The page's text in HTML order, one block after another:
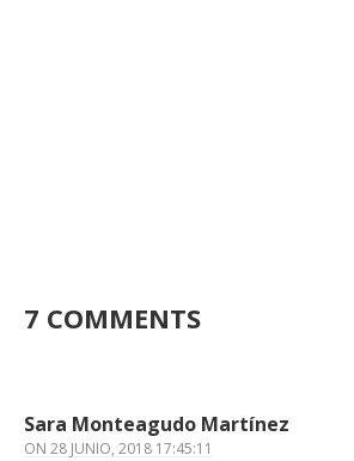
7 COMMENTS
Sara Monteagudo Martínez
ON 28 JUNIO, 2018 17:45:11